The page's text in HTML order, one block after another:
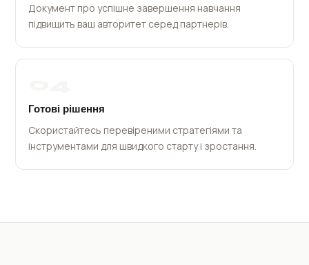
Документ про успішне завершення навчання
підвищить ваш авторитет серед партнерів.
Готові рішення
Скористайтесь перевіреними стратегіями та
інструментами для швидкого старту і зростання.